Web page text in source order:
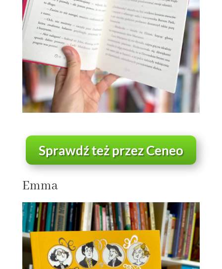
Sprawdź też przez Ceneo
Emma